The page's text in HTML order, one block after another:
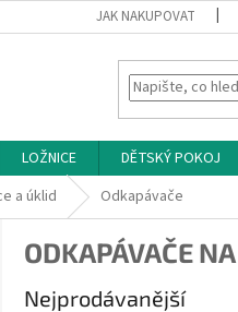
JAK NAKUPOVAT
LOŽNICE DĚTSKÝ POKOJ
a úklid Odkapávače
ODKAPÁVAČE
Nejprodávanější